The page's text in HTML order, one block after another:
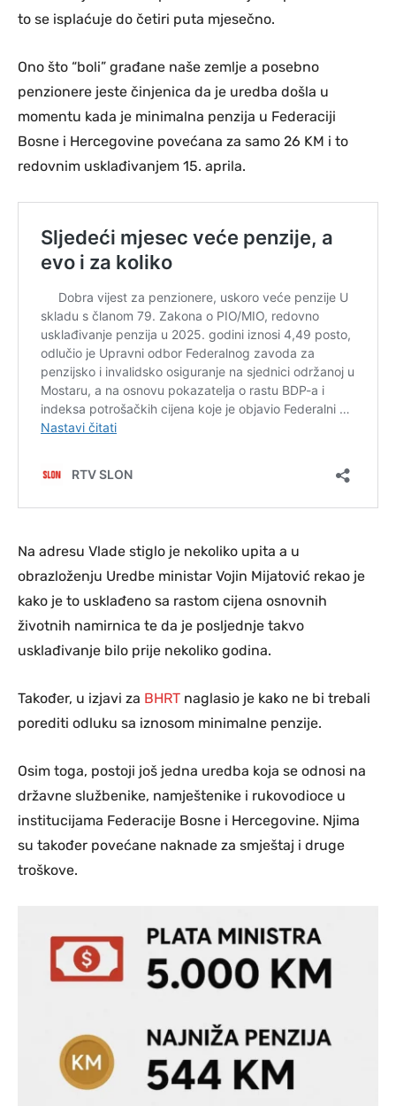
to se isplaćuje do četiri puta mjesečno.
Ono što “boli” građane naše zemlje a posebno
penzionere jeste činjenica da je uredba došla u
momentu kada je minimalna penzija u Federaciji
Bosne i Hercegovine povećana za samo 26 KM i to
redovnim usklađivanjem 15. aprila.
Na adresu Vlade stiglo je nekoliko upita a u
obrazloženju Uredbe ministar Vojin Mijatović rekao je
kako je to usklađeno sa rastom cijena osnovnih
životnih namirnica te da je posljednje takvo
usklađivanje bilo prije nekoliko godina.
Također, u izjavi za BHRT naglasio je kako ne bi trebali
porediti odluku sa iznosom minimalne penzije.
Osim toga, postoji još jedna uredba koja se odnosi na
državne službenike, namještenike i rukovodioce u
institucijama Federacije Bosne i Hercegovine. Njima
su također povećane naknade za smještaj i druge
troškove.